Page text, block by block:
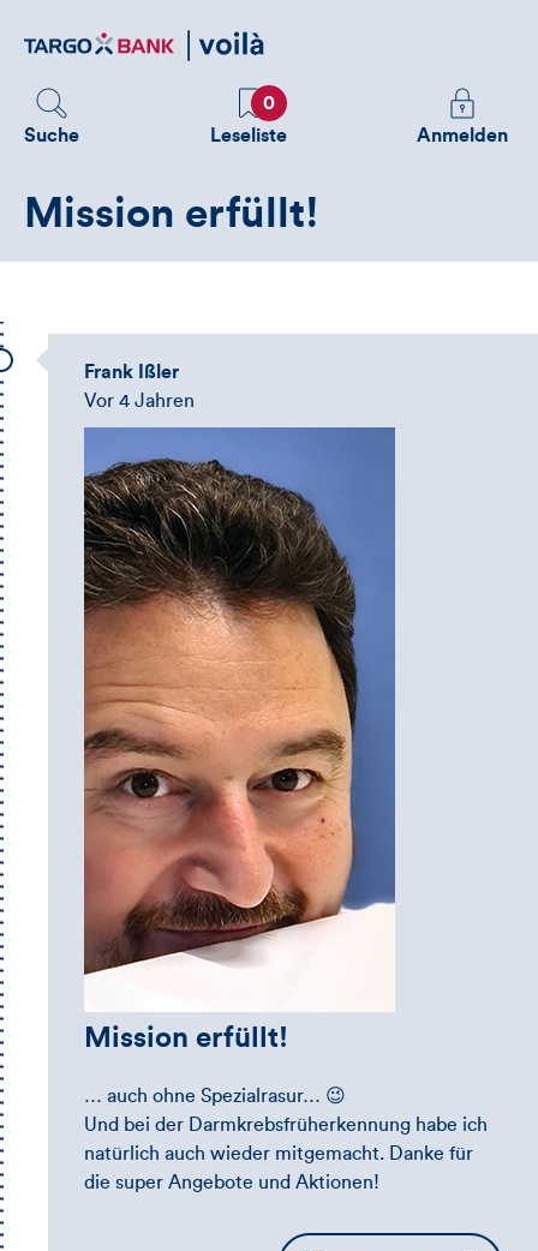
zum
Suche
Favoriten
0
Leseliste
Melden
Sie
Anmelden
Mission erfüllt!
Frank Ißler
Vor 4 Jahren
Mission erfüllt!
… auch ohne Spezialrasur… 😉
Und bei der Darmkrebsfrüherkennung habe ich
natürlich auch wieder mitgemacht. Danke für
die super Angebote und Aktionen!